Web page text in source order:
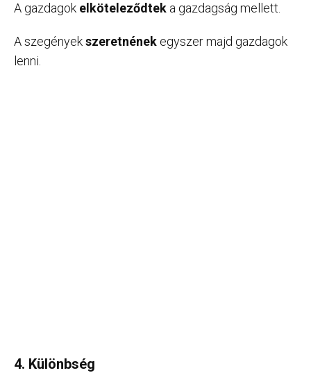
A gazdagok elköteleződtek a gazdagság mellett.
A szegényekszeretnének egyszer majd gazdagok
lenni.
4. Különbség